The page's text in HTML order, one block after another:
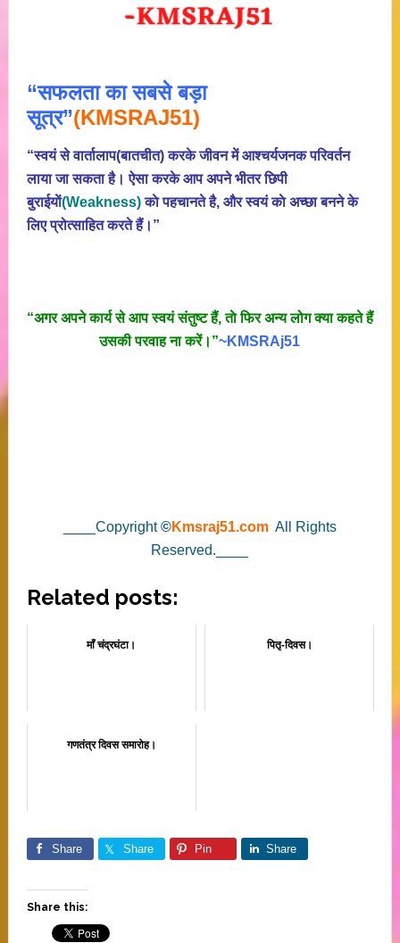
“सफलता का सबसे बड़ा
सूत्र”(KMSRAJ51)
“स्वयं से वार्तालाप(बातचीत) करके जीवन में आश्चर्यजनक परिवर्तन
लाया जा सकता है। ऐसा करके आप अपने भीतर छिपी
बुराईयाें(Weakness)काे पहचानते है, और स्वयं काे अच्छा बनने के
लिए प्रोत्साहित करते हैं।”
“अगर अपने कार्य से आप स्वयं संतुष्ट हैं, ताे फिर अन्य लोग क्या कहते हैं
उसकी परवाह ना करें।”~KMSRAj51
____Copyright©Kmsraj51.com All Rights
Reserved.____
Related posts:
माँ चंद्रघंटा। पितृ-दिवस।
गणतंत्र दिवस समारोह।
Share Share Pin Share
Share this: